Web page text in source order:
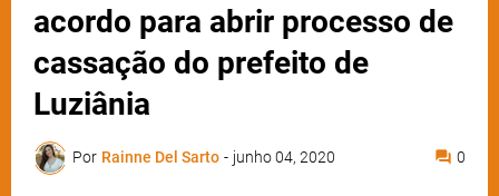
acordo para abrir processo de
cassação do prefeito de
Luziânia
Por Rainne Del Sarto - junho 04, 2020 0